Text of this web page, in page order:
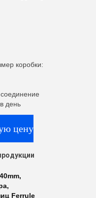
коробки:
день
цену
,
,
Ferrule